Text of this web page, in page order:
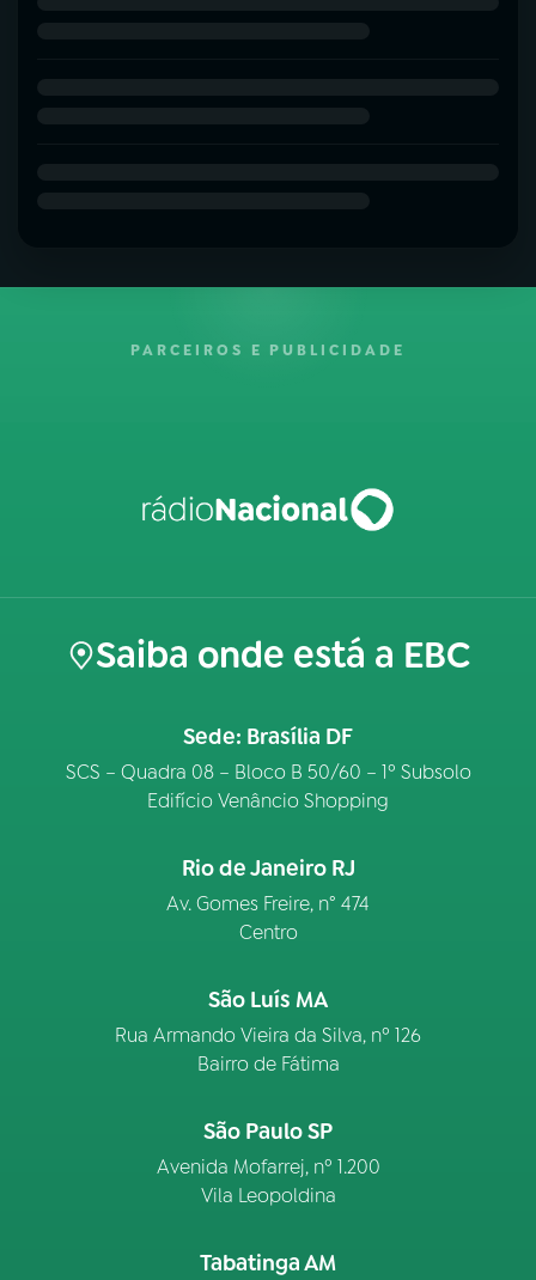
PARCEIROS E PUBLICIDADE
Saiba onde está a EBC
Sede: Brasília DF
SCS – Quadra 08 – Bloco B 50/60 – 1º Subsolo
Edifício Venâncio Shopping
Rio de Janeiro RJ
Av. Gomes Freire, n° 474
Centro
São Luís MA
Rua Armando Vieira da Silva, nº 126
Bairro de Fátima
São Paulo SP
Avenida Mofarrej, nº 1.200
Vila Leopoldina
Tabatinga AM